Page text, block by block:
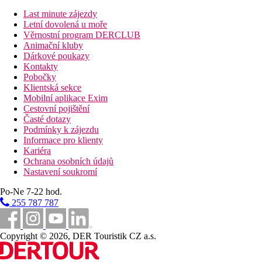
Last minute zájezdy
Letní dovolená u moře
Věrnostní program DERCLUB
Animační kluby
Dárkové poukazy
Kontakty
Pobočky
Klientská sekce
Mobilní aplikace Exim
Cestovní pojištění
Časté dotazy
Podmínky k zájezdu
Informace pro klienty
Kariéra
Ochrana osobních údajů
Nastavení soukromí
Po-Ne 7-22 hod.
255 787 787
Copyright © 2026, DER Touristik CZ a.s.